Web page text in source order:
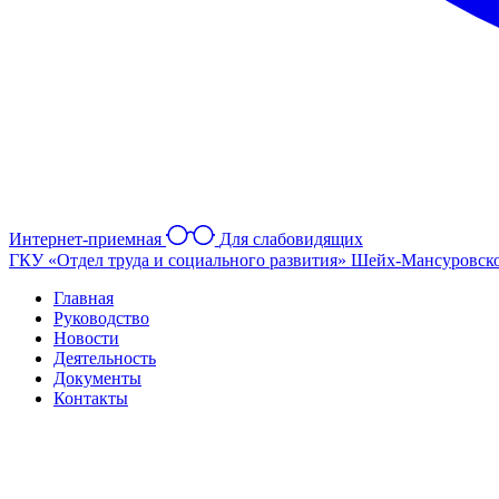
Интернет-приемная
Для слабовидящих
ГКУ «Отдел труда и социального развития» Шейх-
Главная
Руководство
Новости
Деятельность
Документы
Контакты